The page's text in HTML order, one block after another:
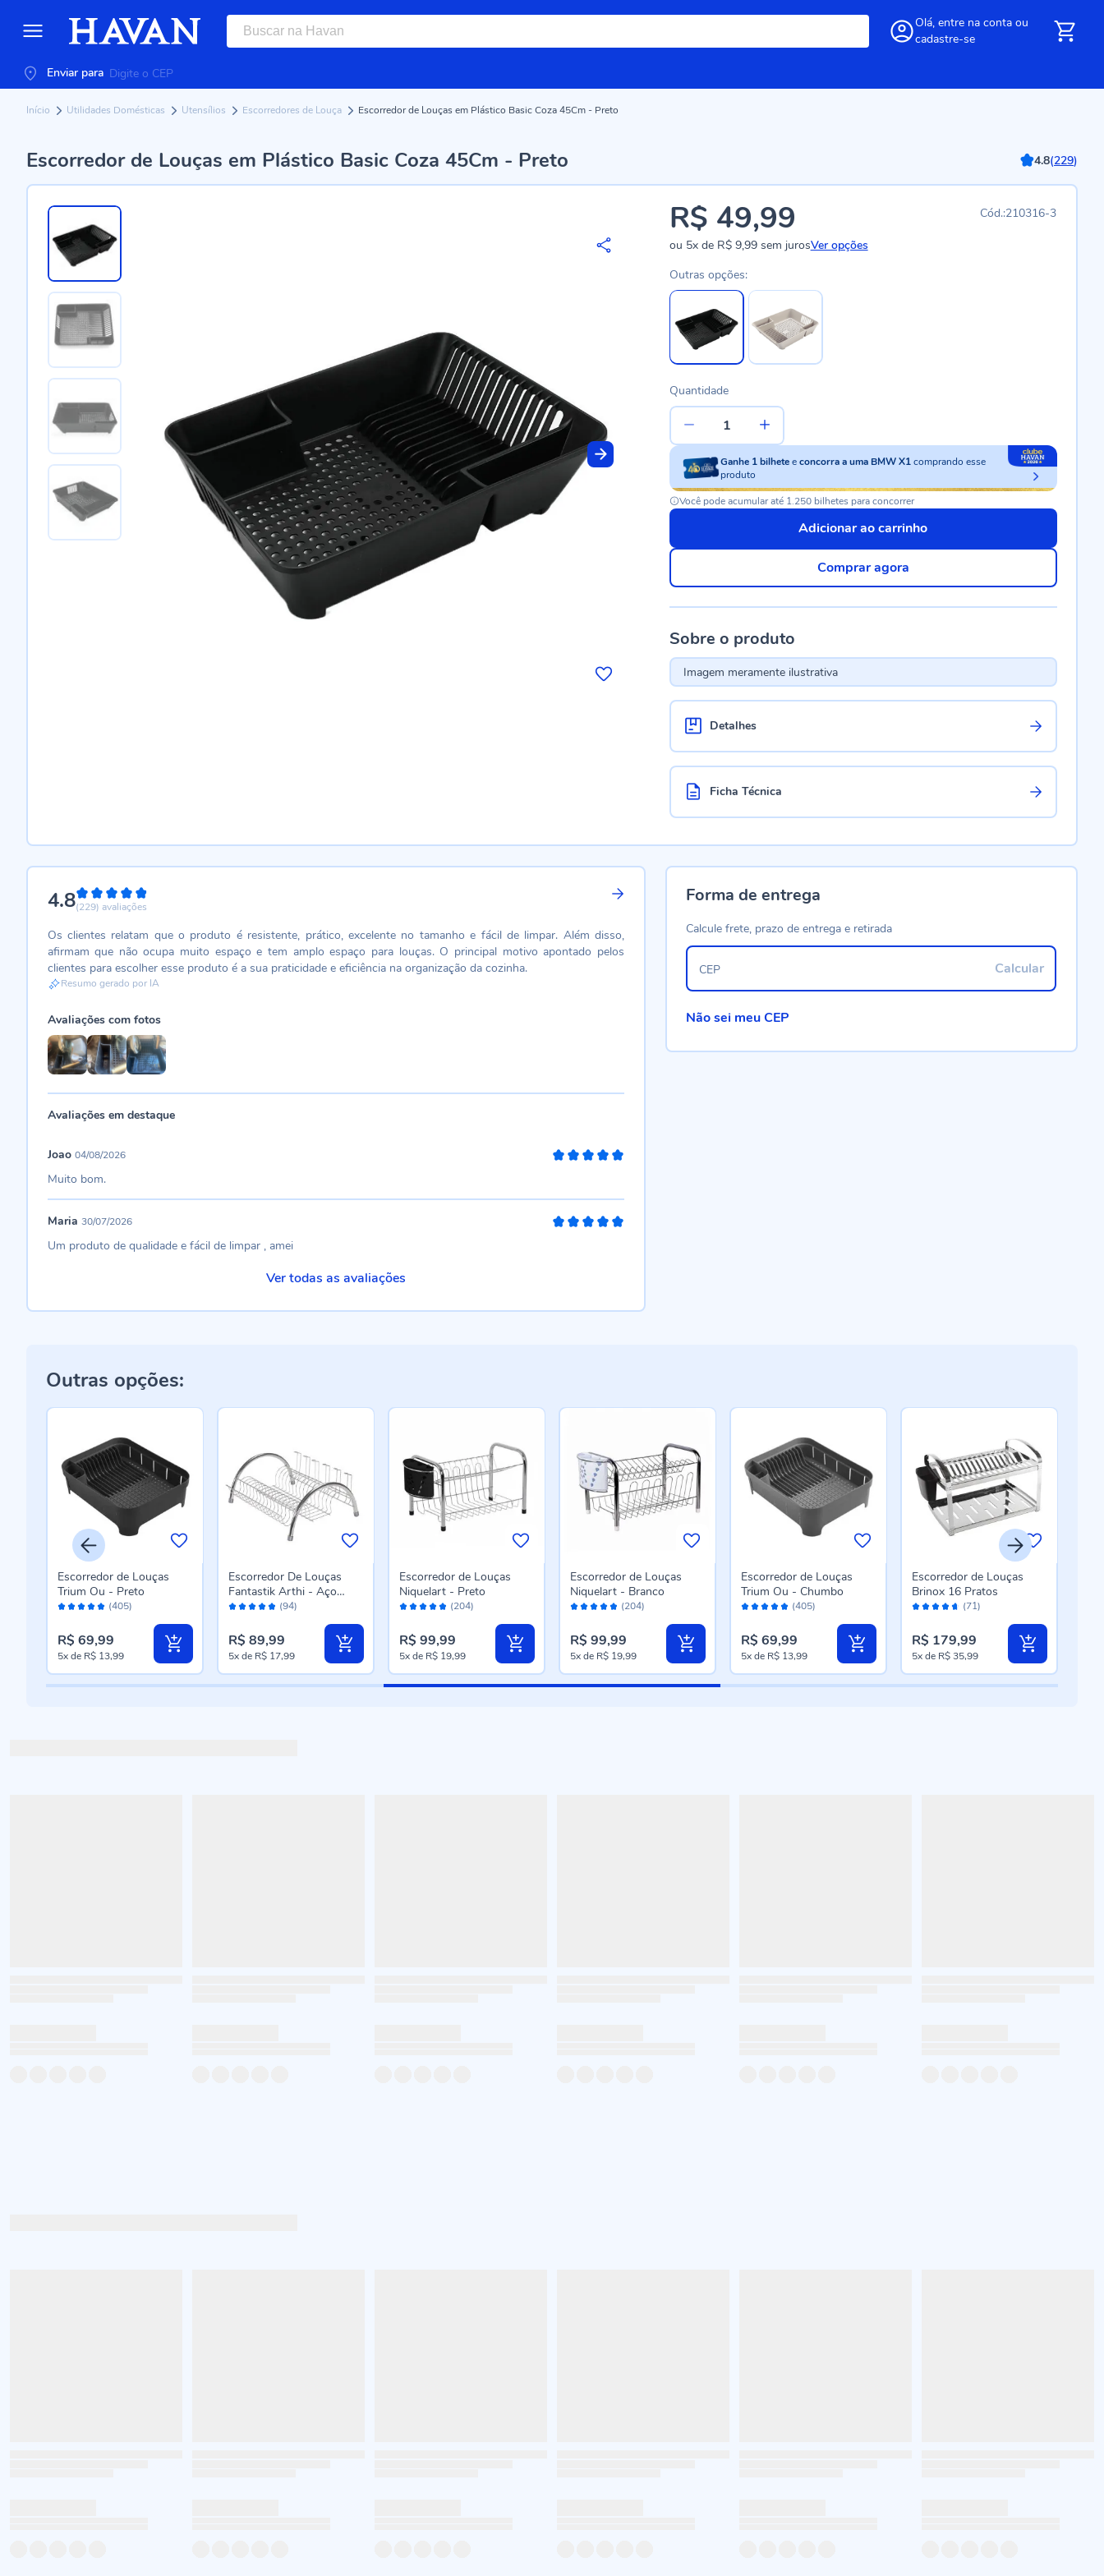
Olá, entre na conta ou
cadastre-se
Enviar para
Início Utilidades Domésticas Utensílios Escorredores de Louça Escorredor de Louças em Plástico Basic Coza 45Cm - Preto
Escorredor de Louças em Plástico Basic Coza 45Cm - Preto 4.8(229)
210316-3
R$ 49,99
ou 5xde R$ 9,99sem jurosVer opções
Outras opções:
Quantidade
Ganhe 1 bilhete econcorra a uma BMW X1comprando esse
produto
Você pode acumular até 1.250 bilhetes para concorrer
Adicionar ao carrinho
Comprar agora
Sobre o produto
Imagem meramente ilustrativa
Detalhes
Ficha Técnica
4.896%
(229) avaliações
Os clientes relatam que o produto é resistente, prático, excelente no tamanho e fácil de limpar. Além disso,
afirmam que não ocupa muito espaço e tem amplo espaço para louças. O principal motivo apontado pelos
clientes para escolher esse produto é a sua praticidade e eficiência na organização da cozinha.
Resumo gerado por IA
Avaliações com fotos
Avaliações em destaque
Joao 04/08/2026
Muito bom.
Maria 30/07/2026
Um produto de qualidade e fácil de limpar , amei
Ver todas as avaliações
Forma de entrega
Calcule frete, prazo de entrega e retirada
Calcular
CEP
Não sei meu CEP
Outras opções:
Avaliação: (405)
Escorredor de Louças
Trium Ou - Preto
R$ 69,99
5xde R$ 13,99
Avaliação: (94)
Escorredor De Louças
Fantastik Arthi - Aço
Cromado
R$ 89,99
5xde R$ 17,99
Avaliação: (204)
Escorredor de Louças
Niquelart - Preto
R$ 99,99
5xde R$ 19,99
Avaliação: (204)
Escorredor de Louças
Niquelart - Branco
R$ 99,99
5xde R$ 19,99
Avaliação: (405)
Escorredor de Louças
Trium Ou - Chumbo
R$ 69,99
5xde R$ 13,99
Avaliação: (71)
Escorredor de Louças
Brinox 16 Pratos
R$ 179,99
5xde R$ 35,99